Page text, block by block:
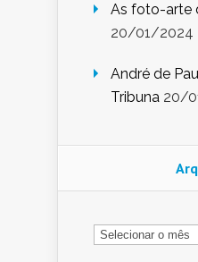
As foto-arte
20/01/2024
André de
Tribuna 20/
Arquivo